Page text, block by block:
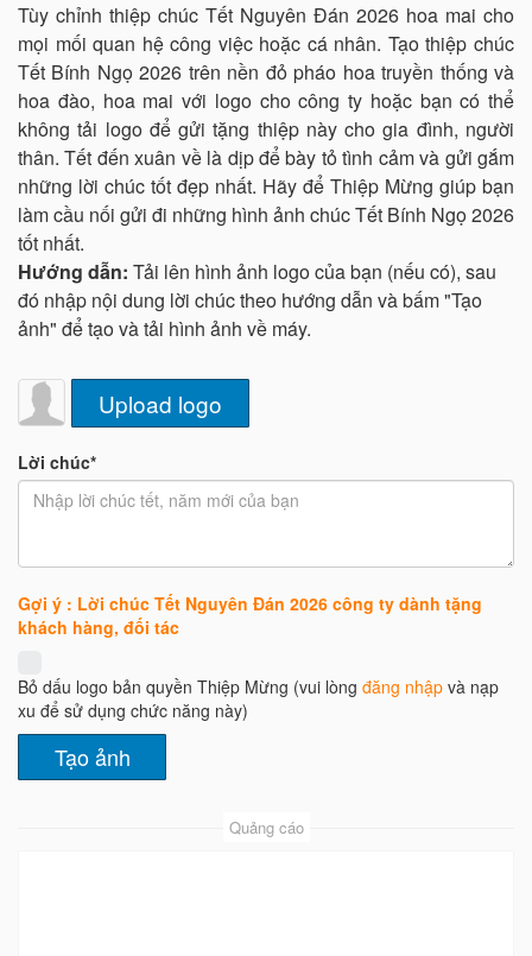
Tùy chỉnh thiệp chúc Tết Nguyên Đán 2026 hoa mai cho
mọi mối quan hệ công việc hoặc cá nhân. Tạo thiệp chúc
Tết Bính Ngọ 2026 trên nền đỏ pháo hoa truyền thống và
hoa đào, hoa mai với logo cho công ty hoặc bạn có thể
không tải logo để gửi tặng thiệp này cho gia đình, người
thân. Tết đến xuân về là dịp để bày tỏ tình cảm và gửi gắm
những lời chúc tốt đẹp nhất. Hãy để Thiệp Mừng giúp bạn
làm cầu nối gửi đi những hình ảnh chúc Tết Bính Ngọ 2026
tốt nhất.
Hướng dẫn: Tải lên hình ảnh logo của bạn (nếu có), sau
đó nhập nội dung lời chúc theo hướng dẫn và bấm "Tạo
ảnh" để tạo và tải hình ảnh về máy.
Upload logo
Lời chúc*
Gợi ý : Lời chúc Tết Nguyên Đán 2026 công ty dành tặng
khách hàng, đối tác
Bỏ dấu logo bản quyền Thiệp Mừng (vui lòng đăng nhập và nạp
xu để sử dụng chức năng này)
Quảng cáo